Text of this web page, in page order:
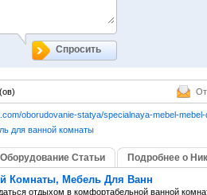
Спросить
oborudovanie-statya/specialnaya-mebel-
для ванной комнаты
Статьи Подробнее о
Комнаты, Мебель Для Ванн
отдыхом в комфортабельной ванной